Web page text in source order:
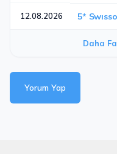
12.08.2026 5*
Daha
Yorum Yap